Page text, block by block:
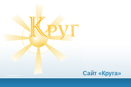
Сайт «Круга»